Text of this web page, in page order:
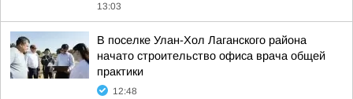
13:03
В поселке Улан-Хол Лаганского района
начато строительство офиса врача общей
практики
12:48